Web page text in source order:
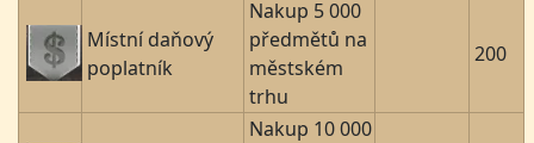
Místní daňový
poplatník
Nakup 5 000
předmětů na
městském
trhu
200
Nakup 10 000